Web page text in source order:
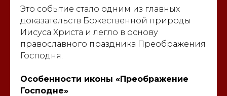
Это событие стало одним из главных
доказательств Божественной природы
Иисуса Христа и легло в основу
православного праздника Преображения
Господня.
Особенности иконы «Преображение
Господне»